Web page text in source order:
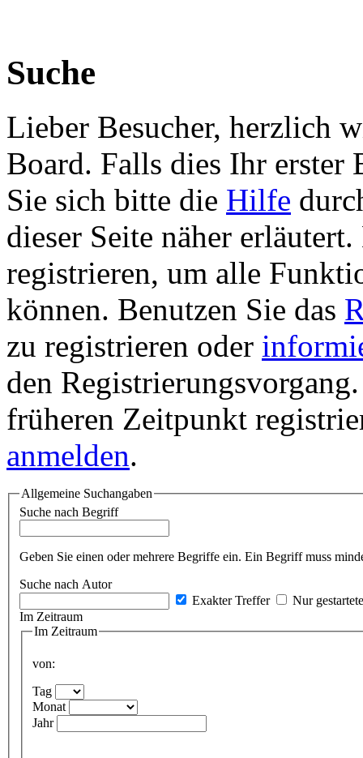
Suche
Lieber Besucher, herzlich
Board. Falls dies Ihr erster
Sie sich bitte die Hilfe
dieser Seite näher
registrieren, um alle
können. Benutzen Sie das
zu registrieren oder
den
früheren Zeitpunkt
anmelden.
Allgemeine Suchangaben
Suche nach Begriff
Geben Sie einen oder mehrere Begriffe ein. Ein Begriff muss
Suche nach Autor
Exakter Treffer
Nur
Im Zeitraum
Im Zeitraum
von:
Tag
Monat
Jahr